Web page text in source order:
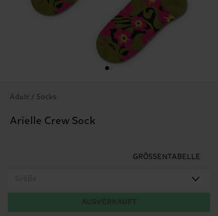
Adult / Socks
Arielle Crew Sock
GRÖSSENTABELLE
Größe